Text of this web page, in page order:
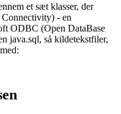
et sæt klasser, der
Connectivity) - en
ODBC (Open DataBase
java.sql, så kildetekstfiler,